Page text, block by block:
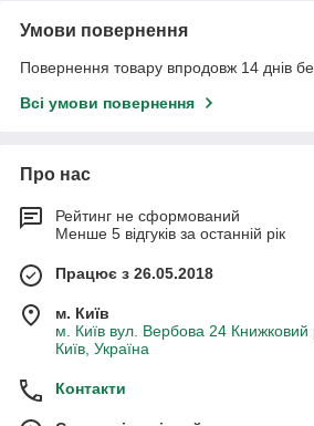
Умови повернення
Повернення товару впродовж 14 днів
Всі умови повернення
Про нас
Рейтинг не сформований
Менше 5 відгуків за останній рік
Працює з 26.05.2018
м. Київ
м. Київ вул. Вербова 24 Книжковий
Київ, Україна
Контакти